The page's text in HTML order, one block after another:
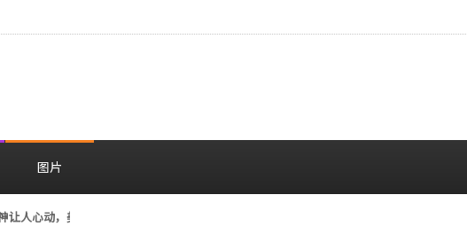
图片
让人心动，美貌闪耀……安宥真，就算瞪着看也很漂亮呢